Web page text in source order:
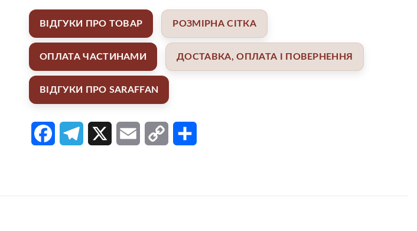
ВІДГУКИ ПРО ТОВАР РОЗМІРНА СІТКА
ОПЛАТА ЧАСТИНАМИ ДОСТАВКА, ОПЛАТА І ПОВЕРНЕННЯ
ВІДГУКИ ПРО SARAFFAN
FacebookTelegram Email Copy